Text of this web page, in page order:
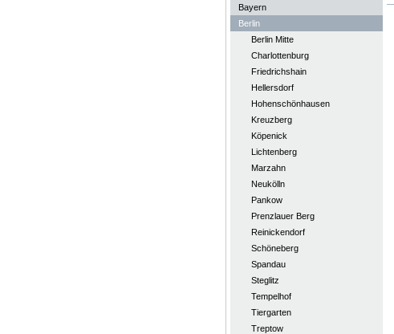
Bayern
Berlin
Berlin Mitte
Charlottenburg
Friedrichshain
Hellersdorf
Hohenschönhausen
Kreuzberg
Köpenick
Lichtenberg
Marzahn
Neukölln
Pankow
Prenzlauer Berg
Reinickendorf
Schöneberg
Spandau
Steglitz
Tempelhof
Tiergarten
Treptow